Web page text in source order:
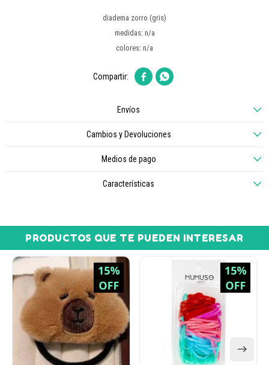
diadema zorro (gris)
medidas: n/a
colores: n/a
 
Envíos
Cambios y Devoluciones
Medios de pago
Características
PRODUCTOS QUE TE PUEDEN INTERESAR